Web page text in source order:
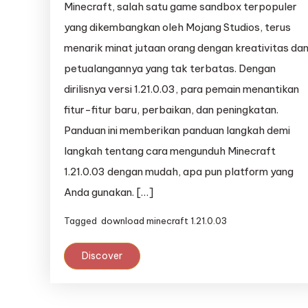
Minecraft, salah satu game sandbox terpopuler
yang dikembangkan oleh Mojang Studios, terus
menarik minat jutaan orang dengan kreativitas
petualangannya yang tak terbatas. Dengan
dirilisnya versi 1.21.0.03, para pemain menantikan
fitur-fitur baru, perbaikan, dan peningkatan.
Panduan ini memberikan panduan langkah demi
langkah tentang cara mengunduh Minecraft
1.21.0.03 dengan mudah, apa pun platform yang
Anda gunakan. […]
Tagged download minecraft 1.21.0.03
Discover